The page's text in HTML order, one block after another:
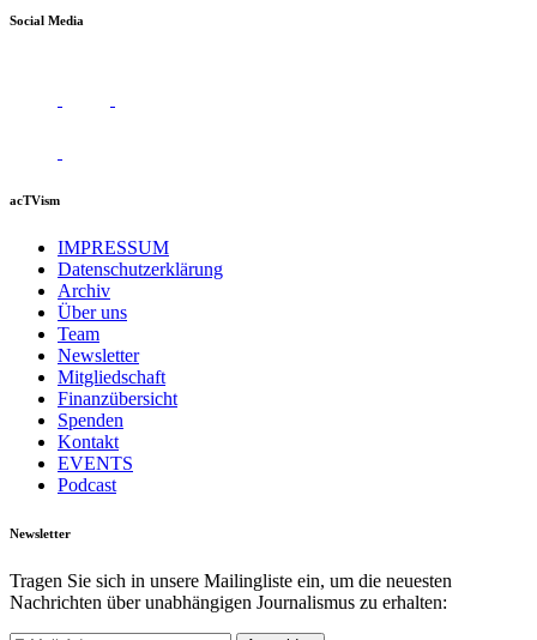
Social Media
acTVism
IMPRESSUM
Datenschutzerklärung
Archiv
Über uns
Team
Newsletter
Mitgliedschaft
Finanzübersicht
Spenden
Kontakt
EVENTS
Podcast
Newsletter
Tragen Sie sich in unsere Mailingliste ein, um die neuesten
Nachrichten über unabhängigen Journalismus zu erhalten: